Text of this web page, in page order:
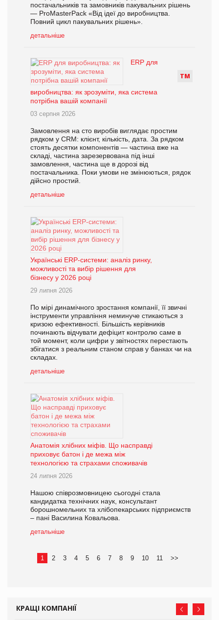
постачальників та замовників пакувальних рішень
— ProMasterPack «Від ідеї до виробництва.
Повний цикл пакувальних рішень».
детальніше
ТМ
ERP для
виробництва: як зрозуміти, яка система
потрібна вашій компанії
03 серпня 2026
Замовлення на сто виробів виглядає простим
рядком у CRM: клієнт, кількість, дата. За рядком
стоять десятки компонентів — частина вже на
складі, частина зарезервована під інші
замовлення, частина ще в дорозі від
постачальника. Поки умови не змінюються, рядок
дійсно простий.
детальніше
Українські ERP-системи: аналіз ринку,
можливості та вибір рішення для
бізнесу у 2026 році
29 липня 2026
По мірі динамічного зростання компанії, її звичні
інструменти управління неминуче стикаються з
кризою ефективності. Більшість керівників
починають відчувати дефіцит контролю саме в
той момент, коли цифри у звітностях перестають
збігатися з реальним станом справ у банках чи на
складах.
детальніше
Анатомія хлібних міфів. Що насправді
приховує батон і де межа між
технологією та страхами споживачів
24 липня 2026
Нашою співрозмовницею сьогодні стала
кандидатка технічних наук, консультант
борошномельних та хлібопекарських підприємств
– пані Василина Ковальова.
детальніше
1 2 3 4 5 6 7 8 9 10 11 >>
КРАЩІ КОМПАНІЇ